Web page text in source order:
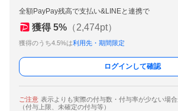
全額PayPay残高で支払い&LINEと連携で
獲得 5% （2,474pt）
獲得のうち4.5%は利用先・期間限定
ログインして確認
ご注意 表示よりも実際の付与数・付与率が少ない場
（付与上限、未確定の付与等）